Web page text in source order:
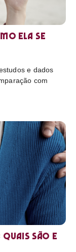
ela se
e dados
com
são e